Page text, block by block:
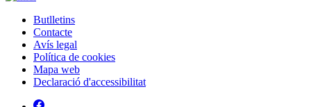
Peu
Butlletins
Contacte
Avís legal
Política de cookies
Mapa web
Declaració d'accessibilitat